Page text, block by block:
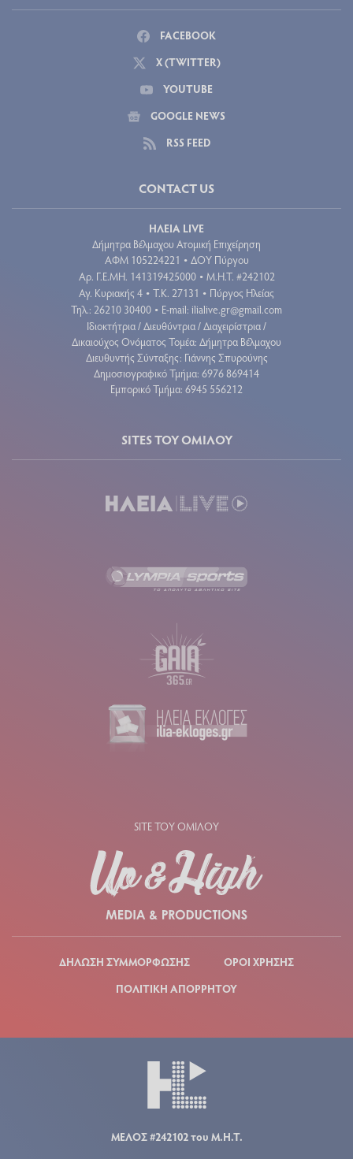
FACEBOOK
X (TWITTER)
YOUTUBE
GOOGLE NEWS
RSS FEED
CONTACT US
ΗΛΕΙΑ LIVE
Δήμητρα Βέλμαχου Ατομική Επιχείρηση
ΑΦΜ 105224221 • ΔΟΥ Πύργου
Aρ. Γ.Ε.ΜΗ. 141319425000 • Μ.Η.Τ. #242102
Αγ. Κυριακής 4 • Τ.Κ. 27131 • Πύργος Ηλείας
Τηλ.: 26210 30400 • E-mail: ilialive.gr@gmail.com
Ιδιοκτήτρια / Διευθύντρια / Διαχειρίστρια /
Δικαιούχος Ονόματος Τομέα: Δήμητρα Βέλμαχου
Διευθυντής Σύνταξης: Γιάννης Σπυρούνης
Δημοσιογραφικό Τμήμα: 6976 869414
Εμπορικό Τμήμα: 6945 556212
SITES ΤΟΥ ΟΜΙΛΟΥ
SITE ΤΟΥ ΟΜΙΛΟΥ
ΔΗΛΩΣΗ ΣΥΜΜΟΡΦΩΣΗΣ
ΟΡΟΙ ΧΡΗΣΗΣ
ΠΟΛΙΤΙΚΗ ΑΠΟΡΡΗΤΟΥ
ΜΕΛΟΣ #242102 του Μ.Η.Τ.